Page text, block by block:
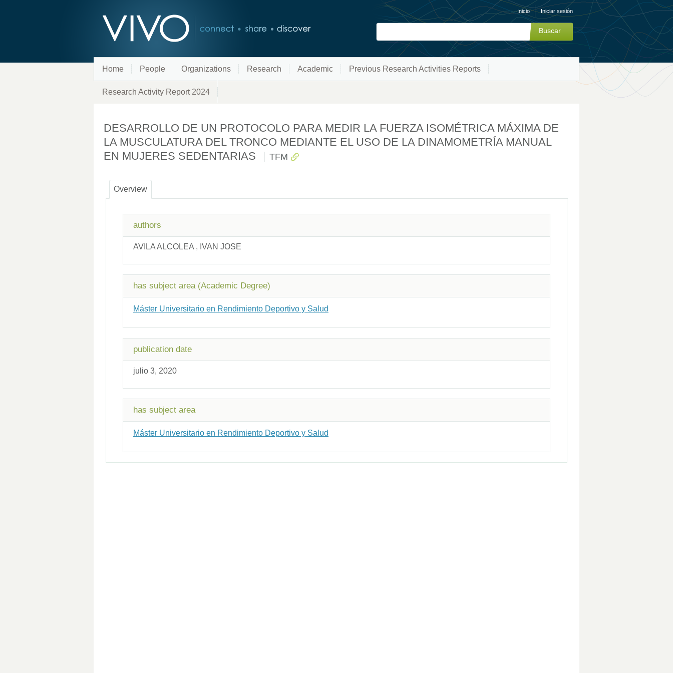
Inicio Iniciar sesión
Home People Organizations Research Academic Previous Research Activities Reports
Research Activity Report 2024
DESARROLLO DE UN PROTOCOLO PARA MEDIR LA FUERZA ISOMÉTRICA MÁXIMA DE
LA MUSCULATURA DEL TRONCO MEDIANTE EL USO DE LA DINAMOMETRÍA MANUAL
EN MUJERES SEDENTARIAS
TFM
Overview
authors
AVILA ALCOLEA , IVAN JOSE
has subject area (Academic Degree)
Máster Universitario en Rendimiento Deportivo y Salud
publication date
julio 3, 2020
has subject area
Máster Universitario en Rendimiento Deportivo y Salud